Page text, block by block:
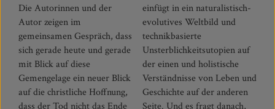
Die Autorinnen und der
Autor zeigen im
gemeinsamen Gespräch, dass
sich gerade heute und gerade
mit Blick auf diese
Gemengelage ein neuer Blick
auf die christliche Hoffnung,
dass der Tod nicht das Ende
einfügt in ein naturalistisch-
evolutives Weltbild und
technikbasierte
Unsterblichkeitsutopien auf
der einen und holistische
Verständnisse von Leben und
Geschichte auf der anderen
Seite. Und es fragt danach,